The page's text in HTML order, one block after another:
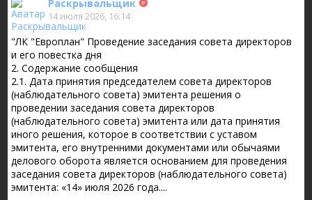
Раскрывальщик
14 июля 2026, 16:14
"ЛК "Европлан" Проведение заседания совета директоров
и его повестка дня
2. Содержание сообщения
2.1. Дата принятия председателем совета директоров
(наблюдательного совета) эмитента решения о
проведении заседания совета директоров
(наблюдательного совета) эмитента или дата принятия
иного решения, которое в соответствии с уставом
эмитента, его внутренними документами или обычаями
делового оборота является основанием для проведения
заседания совета директоров (наблюдательного совета)
эмитента: «14» июля 2026 года....